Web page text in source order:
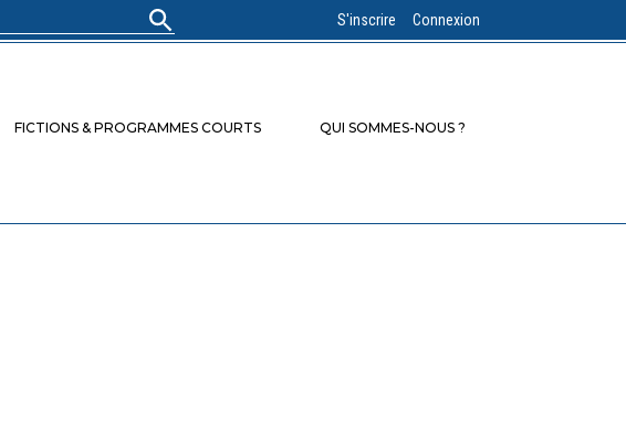
S'inscrire Connexion
FICTIONS & PROGRAMMES COURTS QUI SOMMES-NOUS ?